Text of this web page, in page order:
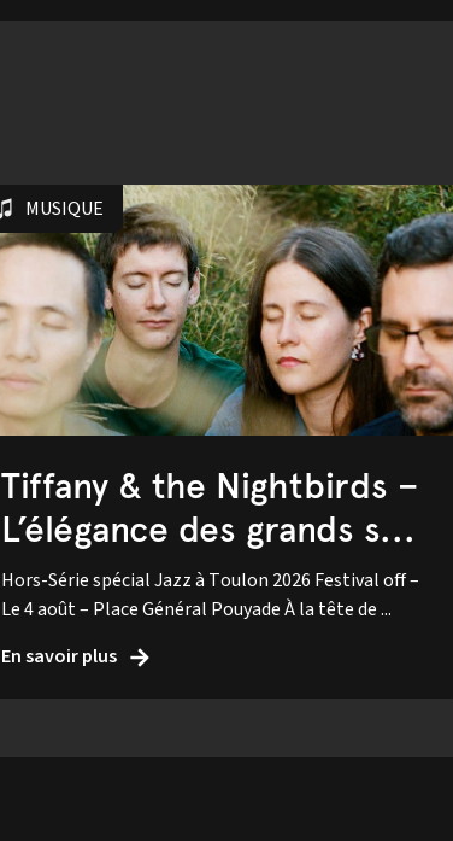
MUSIQUE
Tiffany & the Nightbirds –
L’élégance des grands s...
Hors-Série spécial Jazz à Toulon 2026 Festival off –
Le 4 août – Place Général Pouyade À la tête de ...
En savoir plus